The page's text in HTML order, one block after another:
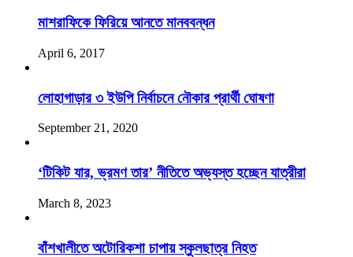
মাশরাফিকে ফিরিয়ে আনতে মানববন্ধন
April 6, 2017
লোহাগাড়ার ৩ ইউপি নির্বাচনে নৌকার প্রার্থী ঘোষণা
September 21, 2020
‘টিকিট যার, ভ্রমণ তার’ নীতিতে অভ্যস্ত হচ্ছেন যাত্রীরা
March 8, 2023
বাঁশখালীতে অটোরিকশা চাপায় স্কুলছাত্র নিহত